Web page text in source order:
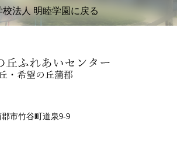
校法人 明睦学園に戻る
郡市竹谷町道泉9-9